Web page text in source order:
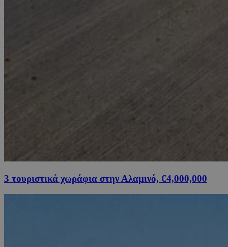
3 τουριστικά χωράφια στην Αλαμινό, €4,000,000